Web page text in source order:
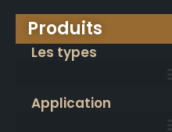
Produits
Les types
Application